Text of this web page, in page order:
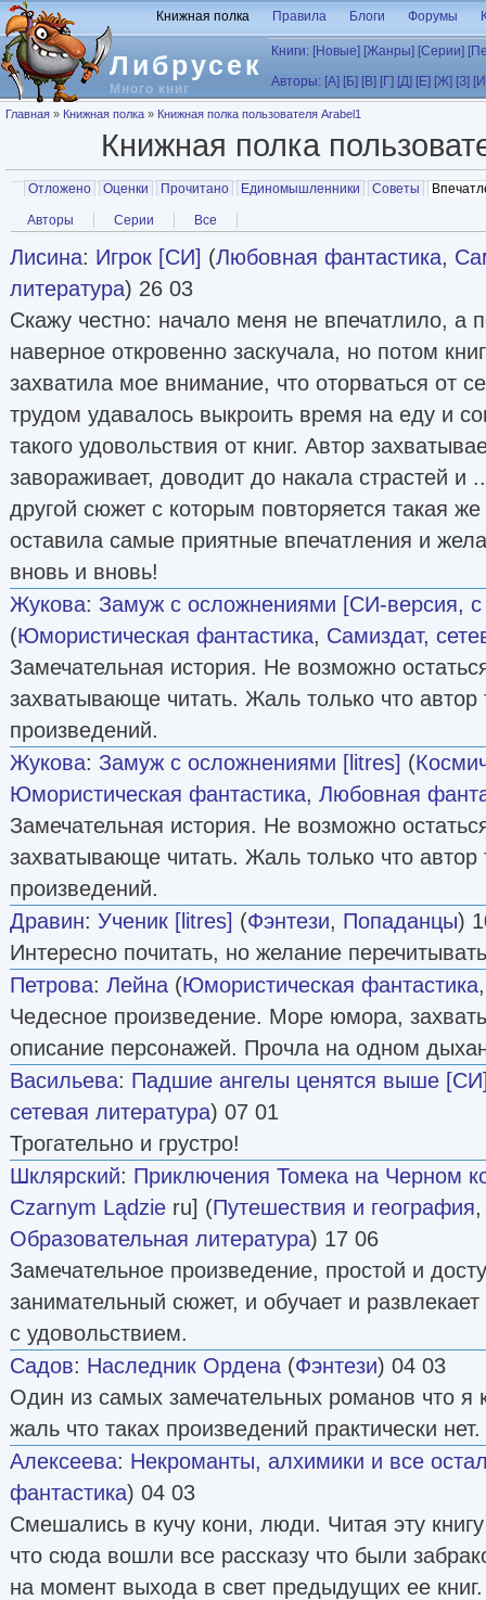
Перейти к основному содержанию
Либрусек
Много книг
Книжная полка Правила Блоги Форумы
Книги: [Новые] [Жанры] [Серии]
Авторы: [А] [Б] [В] [Г] [Д] [Е] [Ж] [З]
Вы здесь
Главная » Книжная полка » Книжная полка пользователя Arabel1
Книжная полка
Главные вкладки
Отложено Оценки Прочитано Единомышленники Советы
Вторичные вкладки
Авторы Серии Все
Лисина: Игрок [СИ] (Любовная фантастика,
литература) 26 03
Скажу честно: начало меня не впечатлило, а
наверное откровенно заскучала, но потом
захватила мое внимание, что оторваться от
трудом удавалось выкроить время на еду и
такого удовольствия от книг. Автор
завораживает, доводит до накала страстей и
другой сюжет с которым повторяется такая
оставила самые приятные впечатления и
вновь и вновь!
Жукова: Замуж с осложнениями [СИ-версия, с
(Юмористическая фантастика, Самиздат,
Замечательная история. Не возможно
захватывающе читать. Жаль только что
произведений.
Жукова: Замуж с осложнениями [litres] (
Юмористическая фантастика, Любовная
Замечательная история. Не возможно
захватывающе читать. Жаль только что
произведений.
Дравин: Ученик [litres] (Фэнтези, Попаданцы)
Интересно почитать, но желание
Петрова: Лейна (Юмористическая фантастика
Чедесное произведение. Море юмора,
описание персонажей. Прочла на одном
Васильева: Падшие ангелы ценятся выше
сетевая литература) 07 01
Трогательно и грустро!
Шклярский: Приключения Томека на Черном
Czarnym Lądzie ru] (Путешествия и география
Образовательная литература) 17 06
Замечательное произведение, простой и
занимательный сюжет, и обучает и
с удовольствием.
Садов: Наследник Ордена (Фэнтези) 04 03
Один из самых замечательных романов что я
жаль что таках произведений практически нет.
Алексеева: Некроманты, алхимики и все
фантастика) 04 03
Смешались в кучу кони, люди. Читая эту
что сюда вошли все рассказу что были
на момент выхода в свет предыдущих ее